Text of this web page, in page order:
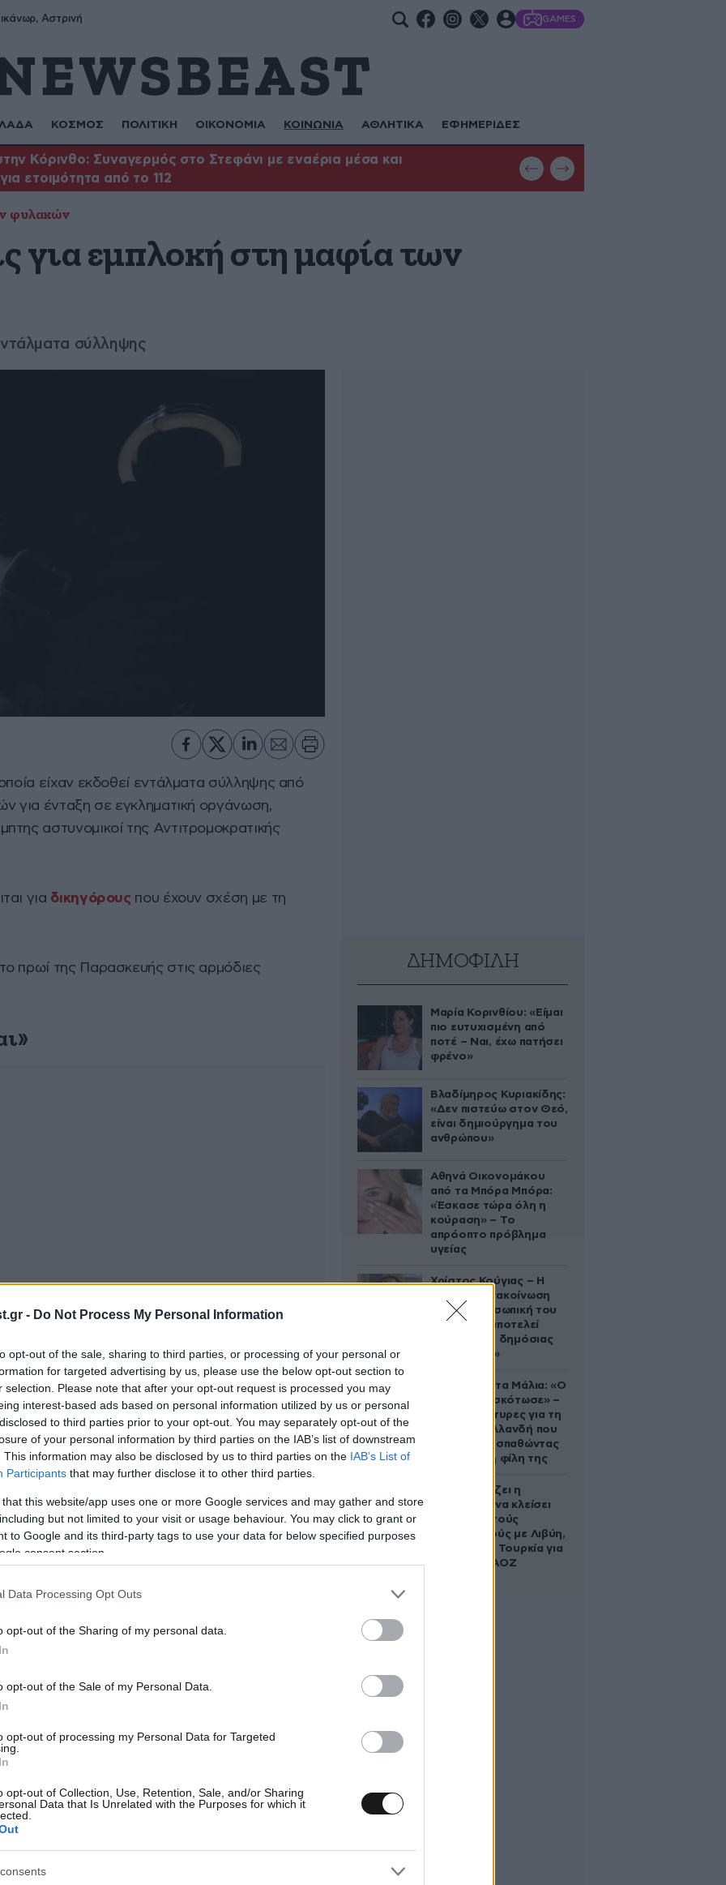
- Do Not Process My Personal Information
opt-out of the sale, sharing to third parties, or processing of your personal or
for targeted advertising by us, please use the below opt-out section to
selection. Please note that after your opt-out request is processed you may
interest-based ads based on personal information utilized by us or personal
to third parties prior to your opt-out. You may separately opt-out of the
of your personal information by third parties on the IAB’s list of downstream
This information may also be disclosed by us to third parties on the IAB’s List of
Participants that may further disclose it to other third parties.
that this website/app uses one or more Google services and may gather and store
but not limited to your visit or usage behaviour. You may click to grant or
to Google and its third-party tags to use your data for below specified purposes
consent section.
Data Processing Opt Outs
opt-out of the Sharing of my personal data.
opt-out of the Sale of my Personal Data.
opt-out of processing my Personal Data for Targeted
opt-out of Collection, Use, Retention, Sale, and/or Sharing
Data that Is Unrelated with the Purposes for which it
Αστρινή GAMES
ΚΟΣΜΟΣ ΠΟΛΙΤΙΚΗ ΟΙΚΟΝΟΜΙΑ ΚΟΙΝΩΝΙΑ ΑΘΛΗΤΙΚΑ ΕΦΗΜΕΡΙΔΕΣ
Κόρινθο: Συναγερμός στο Στεφάνι με εναέρια μέσα και
ετοιμότητα από το 112
Έσβησε η φωτιά στο Μονοπήγαδο
φυλακών
για εμπλοκή στη μαφία των
σύλληψης
είχαν εκδοθεί εντάλματα σύλληψης από
για ένταξη σε εγκληματική οργάνωση,
αστυνομικοί της Αντιτρομοκρατικής
για δικηγόρουςπου έχουν σχέση με τη
πρωί της Παρασκευής στις αρμόδιες
ή έξω από τις φυλακές, σιγά-σιγά
του το υπουργείο Δικαιοσύνης με αφορμή
για εμπλοκή στην αποκαλούμενη «μαφία
επιδιώκουν να επικρατήσει στις φυλακές
και οι κατηγορούμενοι οδηγούνται
βίας και εγκλήματος, μέσα ή έξω από τις
το υπουργείο και συμπληρώνει «Η
αντιμετωπίζεται μεθοδικά και
δικαίου, αποδεικνύοντας ότι η πολιτεία και
μπορεί να είναι, με δεδομένη την
ΔΗΜΟΦΙΛΗ
Μαρία Κορινθίου: «Είμαι
πιο ευτυχισμένη από
ποτέ – Ναι, έχω πατήσει
φρένο»
Βλαδίμηρος Κυριακίδης:
«Δεν πιστεύω στον Θεό,
είναι δημιούργημα του
ανθρώπου»
Αθηνά Οικονομάκου
από τα Μπόρα Μπόρα:
«Έσκασε τώρα όλη η
κούραση» – Το
απρόοπτο πρόβλημα
υγείας
Χρίστος Κούγιας – Η
αυστηρή ανακοίνωση
για την προσωπική του
ζωή: «Δεν αποτελεί
αντικείμενο δημόσιας
συζήτησης»
Τραγωδία στα Μάλια: «Ο
πανικός τη σκότωσε» –
Τι λένε μάρτυρες για τη
42χρονη Ολλανδή που
πνίγηκε προσπαθώντας
να σώσει τη φίλη της
Πώς σχεδιάζει η
κυβέρνηση να κλείσει
τους ανοιχτούς
λογαριασμούς με Λιβύη,
Αλβανία και Τουρκία για
τη χάραξη ΑΟΖ